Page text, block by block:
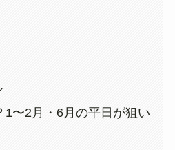
1〜2月・6月の平日が狙い